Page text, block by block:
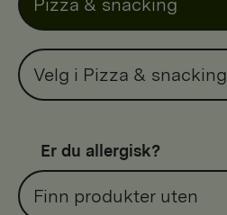
Pizza & snacking
Velg i Pizza & snacking
Er du allergisk?
Finn produkter uten